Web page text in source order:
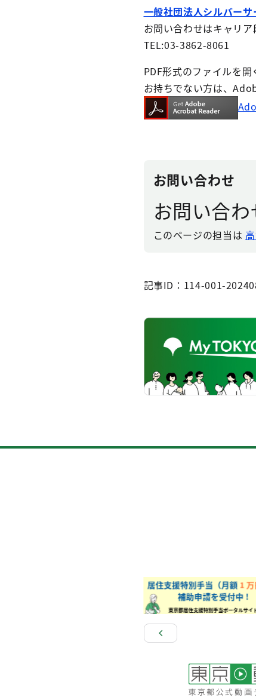
一般社団法人シルバー
お問い合わせはキャリ
TEL:03-3862-8061
PDF形式のファイルを
お持ちでない方は、
お問い合わせ
お問い合わ
このページの担当は
記事ID：114-001-